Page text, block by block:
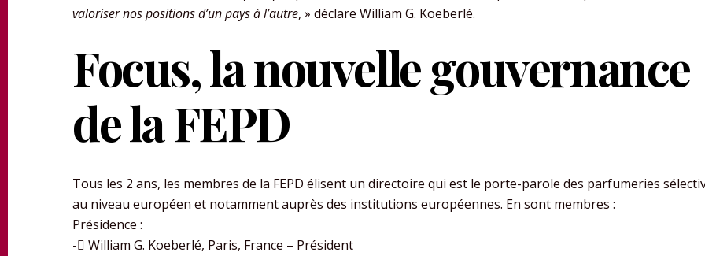
valoriser nos positions d’un pays à l’autre, » déclare William G. Koeberlé.
Focus, la nouvelle gouvernance
de la FEPD
Tous les 2 ans, les membres de la FEPD élisent un directoire qui est le porte-parole des parfumeries
au niveau européen et notamment auprès des institutions européennes. En sont membres :
Présidence :
- William G. Koeberlé, Paris, France – Président